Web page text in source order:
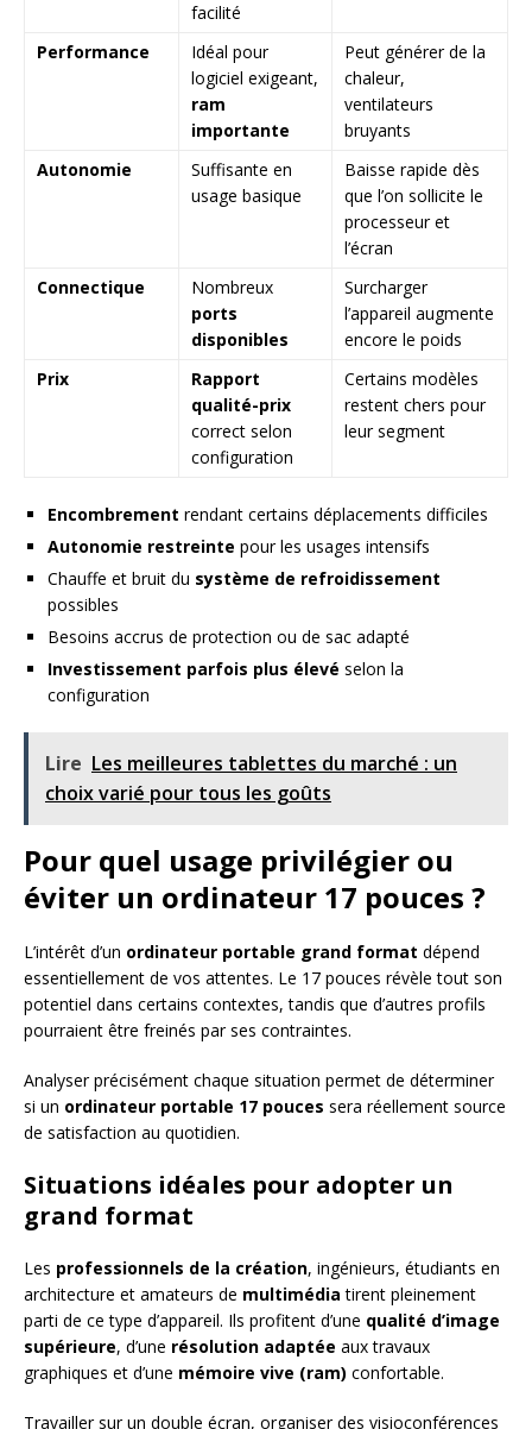
facilité
Performance
Idéal pour
logiciel exigeant,
ram
importante
Peut générer de la
chaleur,
ventilateurs
bruyants
Autonomie
Suffisante en
usage basique
Baisse rapide dès
que l’on sollicite le
processeur et
l’écran
Connectique
Nombreux
ports
disponibles
Surcharger
l’appareil augmente
encore le poids
Prix
Rapport
qualité-prix
correct selon
configuration
Certains modèles
restent chers pour
leur segment
Encombrement rendant certains déplacements difficiles
Autonomie restreinte pour les usages intensifs
Chauffe et bruit du système de refroidissement
possibles
Besoins accrus de protection ou de sac adapté
Investissement parfois plus élevé selon la
configuration
Lire Les meilleures tablettes du marché : un
choix varié pour tous les goûts
Pour quel usage privilégier ou
éviter un ordinateur 17 pouces ?
L’intérêt d’un ordinateur portable grand format dépend
essentiellement de vos attentes. Le 17 pouces révèle tout son
potentiel dans certains contextes, tandis que d’autres profils
pourraient être freinés par ses contraintes.
Analyser précisément chaque situation permet de déterminer
si un ordinateur portable 17 pouces sera réellement source
de satisfaction au quotidien.
Situations idéales pour adopter un
grand format
Les professionnels de la création, ingénieurs, étudiants en
architecture et amateurs de multimédia tirent pleinement
parti de ce type d’appareil. Ils profitent d’une qualité d’image
supérieure, d’une résolution adaptée aux travaux
graphiques et d’une mémoire vive (ram) confortable.
Travailler sur un double écran, organiser des visioconférences